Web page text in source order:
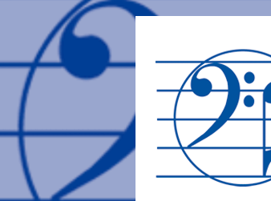
contenuto